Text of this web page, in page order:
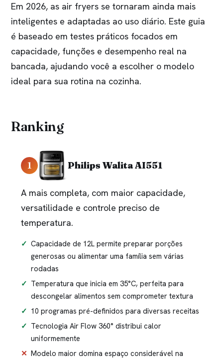
Em 2026, as air fryers se tornaram ainda mais
inteligentes e adaptadas ao uso diário. Este guia
é baseado em testes práticos focados em
capacidade, funções e desempenho real na
bancada, ajudando você a escolher o modelo
ideal para sua rotina na cozinha.
Ranking
1 Philips Walita AI551
A mais completa, com maior capacidade,
versatilidade e controle preciso de
temperatura.
Capacidade de 12L permite preparar porções
generosas ou alimentar uma família sem várias
rodadas
Temperatura que inicia em 35°C, perfeita para
descongelar alimentos sem comprometer textura
10 programas pré-definidos para diversas receitas
Tecnologia Air Flow 360° distribui calor
uniformemente
Modelo maior domina espaço considerável na